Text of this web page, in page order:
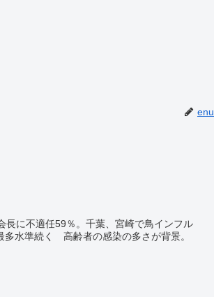
enu
に不適任59％。千葉、宮崎で鳥インフル
水準続く 高齢者の感染の多さが背景。